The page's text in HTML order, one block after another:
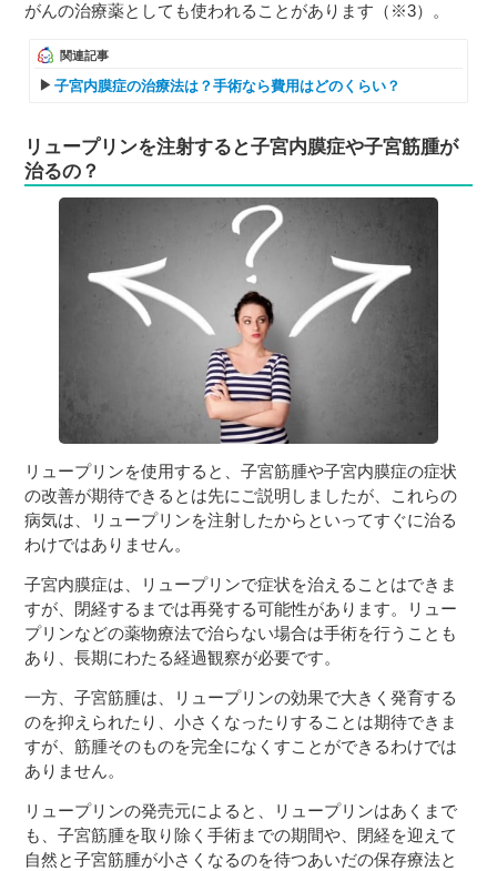
がんの治療薬としても使われることがあります（※3）。
関連記事
子宮内膜症の治療法は？手術なら費用はどのくらい？
リュープリンを注射すると子宮内膜症や子宮筋腫が
治るの？
リュープリンを使用すると、子宮筋腫や子宮内膜症の症状
の改善が期待できるとは先にご説明しましたが、これらの
病気は、リュープリンを注射したからといってすぐに治る
わけではありません。
子宮内膜症は、リュープリンで症状を治えることはできま
すが、閉経するまでは再発する可能性があります。リュー
プリンなどの薬物療法で治らない場合は手術を行うことも
あり、長期にわたる経過観察が必要です。
一方、子宮筋腫は、リュープリンの効果で大きく発育する
のを抑えられたり、小さくなったりすることは期待できま
すが、筋腫そのものを完全になくすことができるわけでは
ありません。
リュープリンの発売元によると、リュープリンはあくまで
も、子宮筋腫を取り除く手術までの期間や、閉経を迎えて
自然と子宮筋腫が小さくなるのを待つあいだの保存療法と